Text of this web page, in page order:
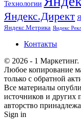
Технологии
Яндекс.Директ
Яндекс.Метрика Яндекс
Контакты
© 2026 - 1
Любое копирование
только с обратной
Все материалы
источников и других
авторство
Sign in